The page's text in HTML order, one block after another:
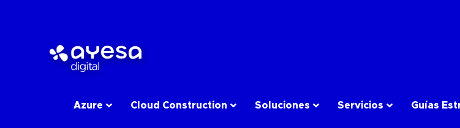
Azure Cloud Construction Soluciones Servicios Guías